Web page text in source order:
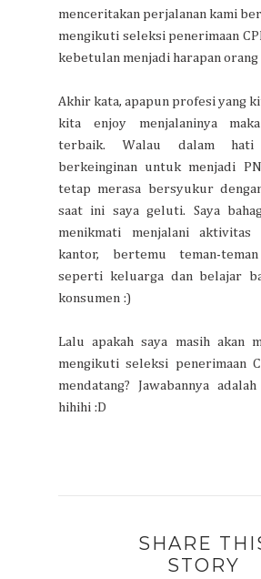
menceritakan perjalanan kami
mengikuti seleksi penerimaan
kebetulan menjadi harapan orang
Akhir kata, apapun profesi yang
kita enjoy menjalaninya
terbaik. Walau dalam hati
berkeinginan untuk menjadi
tetap merasa bersyukur
saat ini saya geluti. Saya
menikmati menjalani
kantor, bertemu teman-
seperti keluarga dan belajar
konsumen :)
Lalu apakah saya masih akan
mengikuti seleksi penerimaan
mendatang? Jawabannya
hihihi :D
SHARE
STORY